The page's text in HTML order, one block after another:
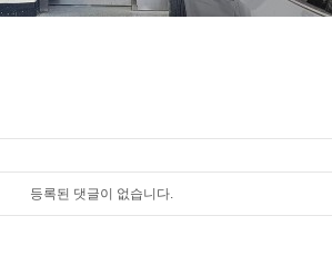
등록된 댓글이 없습니다.